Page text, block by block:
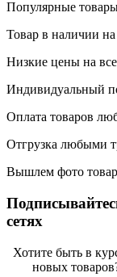
Популярные
Товар в наличии на
Низкие цены на
Индивидуальный
Оплата товаров
Отгрузка любыми
Вышлем фото
сетях
Хотите быть в
новых